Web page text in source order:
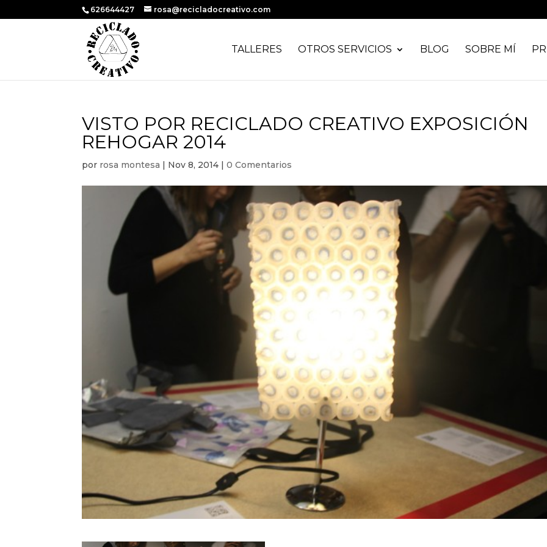
626644427 rosa@recicladocreativo.com
TALLERES OTROS SERVICIOS BLOG SOBRE MÍ
VISTO POR RECICLADO CREATIVO EXPOSICIÓN
REHOGAR 2014
por rosa montesa | Nov 8, 2014 |0 Comentarios